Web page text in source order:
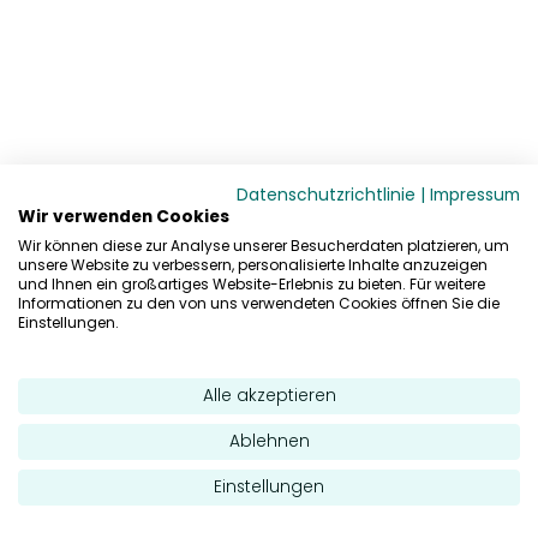
Datenschutzrichtlinie | Impressum
Wir verwenden Cookies
Wir können diese zur Analyse unserer Besucherdaten platzieren, um
unsere Website zu verbessern, personalisierte Inhalte anzuzeigen
und Ihnen ein großartiges Website-Erlebnis zu bieten. Für weitere
Informationen zu den von uns verwendeten Cookies öffnen Sie die
Einstellungen.
Alle akzeptieren
Ablehnen
Einstellungen